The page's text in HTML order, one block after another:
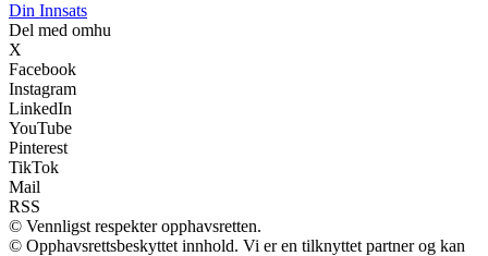
Din Innsats
Del med omhu
X
Facebook
Instagram
LinkedIn
YouTube
Pinterest
TikTok
Mail
RSS
© Vennligst respekter opphavsretten.
© Opphavsrettsbeskyttet innhold. Vi er en tilknyttet partner og kan